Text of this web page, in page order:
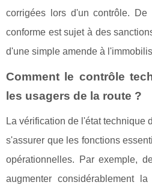
corrigées lors d'un contrôle.
conforme est sujet à des
d'une simple amende à
Comment le contrôle
les usagers de la route ?
La vérification de l'état technique
s'assurer que les fonctions
opérationnelles. Par exemple,
augmenter considérablement